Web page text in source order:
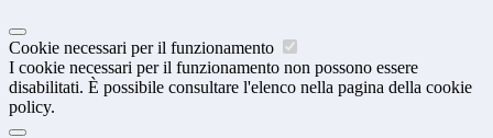
Cookie necessari per il funzionamento
I cookie necessari per il funzionamento non possono essere
disabilitati. È possibile consultare l'elenco nella pagina della cookie
policy.